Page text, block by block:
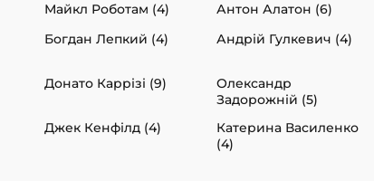
Майкл Роботам (4) Антон Алатон (6)
Богдан Лепкий (4) Андрій Гулкевич (4)
Донато Каррізі (9)
Олександр
Задорожній (5)
Джек Кенфілд (4)
Катерина Василенко
(4)